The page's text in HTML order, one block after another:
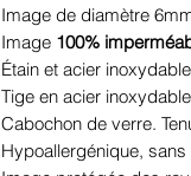
Image de diamètre
Image 100%
Étain et acier
Tige en acier
Cabochon de verre.
Hypoallergénique,